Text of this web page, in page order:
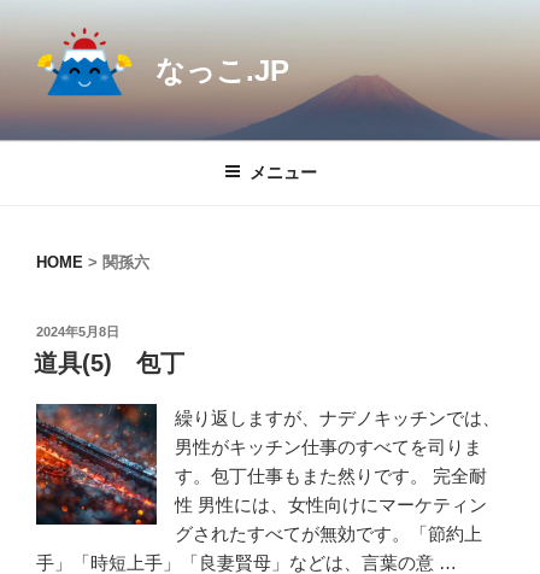
なっこ.JP
メニュー
HOME > 関孫六
投
稿
日:
2024年5月8日
道具(5) 包丁
繰り返しますが、ナデノキッチンでは、
男性がキッチン仕事のすべてを司りま
す。包丁仕事もまた然りです。 完全耐
性 男性には、女性向けにマーケティン
グされたすべてが無効です。「節約上
手」「時短上手」「良妻賢母」などは、言葉の意 …